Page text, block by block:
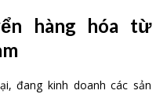
hàng hóa từ
đang kinh doanh các sản